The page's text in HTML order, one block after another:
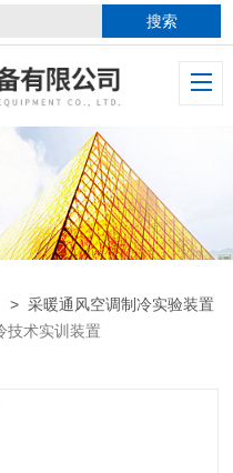
>采暖通风空调制冷实验装置
技术实训装置